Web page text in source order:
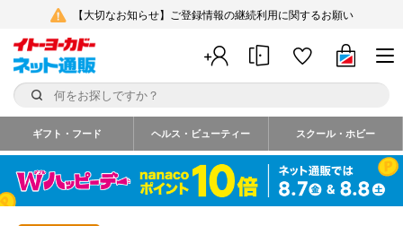
【大切なお知らせ】ご登録情報の継続利用に関するお願い
ギフト・フード ヘルス・ビューティー スクール・ホビー